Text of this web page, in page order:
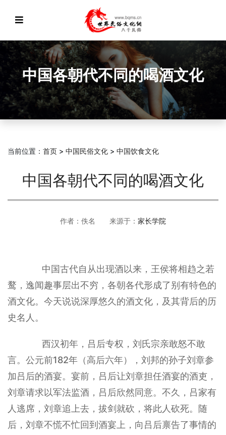
中国各朝代不同的喝酒文化
当前位置： 首页 > 中国民俗文化 > 中国饮食文化
中国各朝代不同的喝酒文化
作者：佚名 来源于： 家长学院
中国古代自从出现酒以来，王侯将相趋之若
鹜，逸闻趣事层出不穷，各朝各代形成了别有特色的
酒文化。今天说说深厚悠久的酒文化，及其背后的历
史名人。
西汉初年，吕后专权，刘氏宗亲敢怒不敢
言。公元前182年（高后六年），刘邦的孙子刘章参
加吕后的酒宴。宴前，吕后让刘章担任酒宴的酒吏，
刘章请求以军法监酒，吕后欣然同意。不久，吕家有
人逃席，刘章追上去，拔剑就砍，将此人砍死。随
后，刘章不慌不忙回到酒宴上，向吕后禀告了事情的